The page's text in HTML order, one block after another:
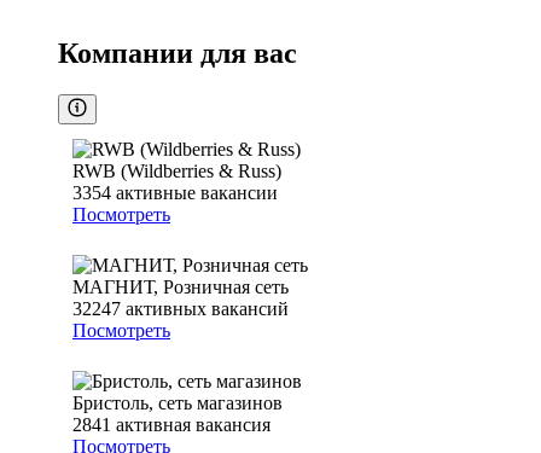
Компании для вас
RWB (Wildberries & Russ)
3354 активные вакансии
Посмотреть
МАГНИТ, Розничная сеть
32247 активных вакансий
Посмотреть
Бристоль, сеть магазинов
2841 активная вакансия
Посмотреть